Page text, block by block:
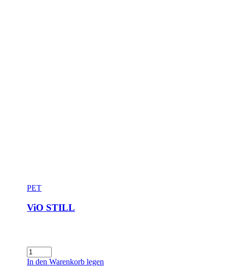
PET
ViO STILL
ViO
STILL
In den Warenkorb legen